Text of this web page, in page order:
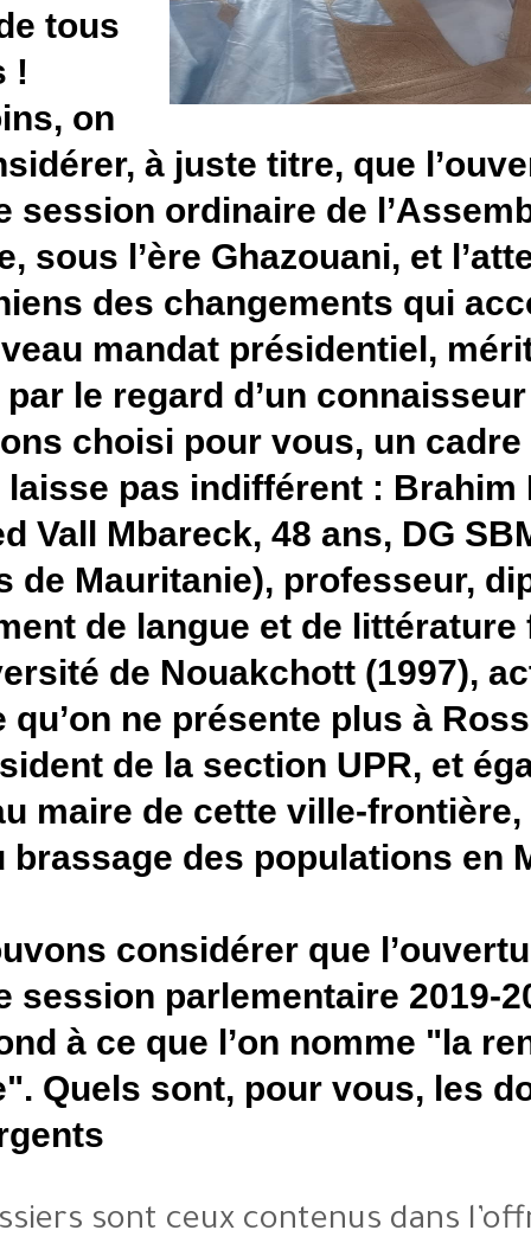
activité de tous
les jours !
Néanmoins, on
peut considérer, à juste titre,
première session ordinaire
nationale, sous l’ère
mauritaniens des
tout nouveau mandat
scrutés par le regard d’un
Nous avons choisi pour
profil ne laisse pas
Mohamed Vall Mbareck, 48
des bacs de Mauritanie),
département de langue et
de l’université de
politique qu’on ne présente
vice-président de la section
adjoint au maire de cette
type du brassage des
Nous pouvons considérer
première session
correspond à ce que l’on
politique". Quels sont, pour
plus urgents ?
Les dossiers sont ceux